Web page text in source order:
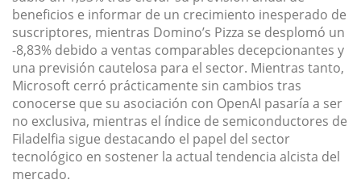
beneficios e informar de un crecimiento inesperado de
suscriptores, mientras Domino’s Pizza se desplomó un
-8,83% debido a ventas comparables decepcionantes y
una previsión cautelosa para el sector. Mientras tanto,
Microsoft cerró prácticamente sin cambios tras
conocerse que su asociación con OpenAI pasaría a ser
no exclusiva, mientras el índice de semiconductores de
Filadelfia sigue destacando el papel del sector
tecnológico en sostener la actual tendencia alcista del
mercado.